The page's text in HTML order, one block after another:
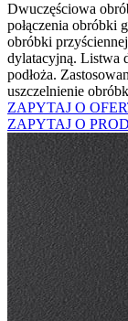
Dwuczęściowa
połączenia obróbki
obróbki
dylatacyjną. Listwa
podłoża.
uszczelnienie
ZAPYTAJ O
ZAPYTAJ O